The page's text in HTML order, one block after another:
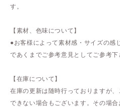
す。
【素材、色味について】
●お客様によって素材感・サイズの感
であくまでご参考意見としてご参考下
【在庫について】
在庫の更新は随時行っておりますが
できない場合もございます。その場